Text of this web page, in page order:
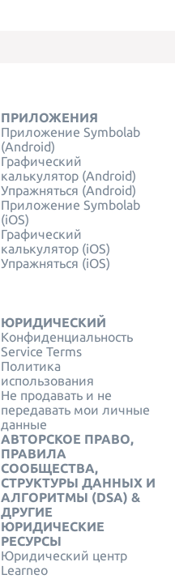
ПРИЛОЖЕНИЯ
Приложение Symbolab
(Android)
Графический
калькулятор (Android)
Упражняться (Android)
Приложение Symbolab
(iOS)
Графический
калькулятор (iOS)
Упражняться (iOS)
ЮРИДИЧЕСКИЙ
Конфиденциальность
Service Terms
Политика
использования
Не продавать и не
передавать мои личные
данные
АВТОРСКОЕ ПРАВО,
ПРАВИЛА
СООБЩЕСТВА,
СТРУКТУРЫ ДАННЫХ И
АЛГОРИТМЫ (DSA) &
ДРУГИЕ
ЮРИДИЧЕСКИЕ
РЕСУРСЫ
Юридический центр
Learneo